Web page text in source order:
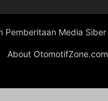
Pemberitaan Media Siber
About OtomotifZone.com